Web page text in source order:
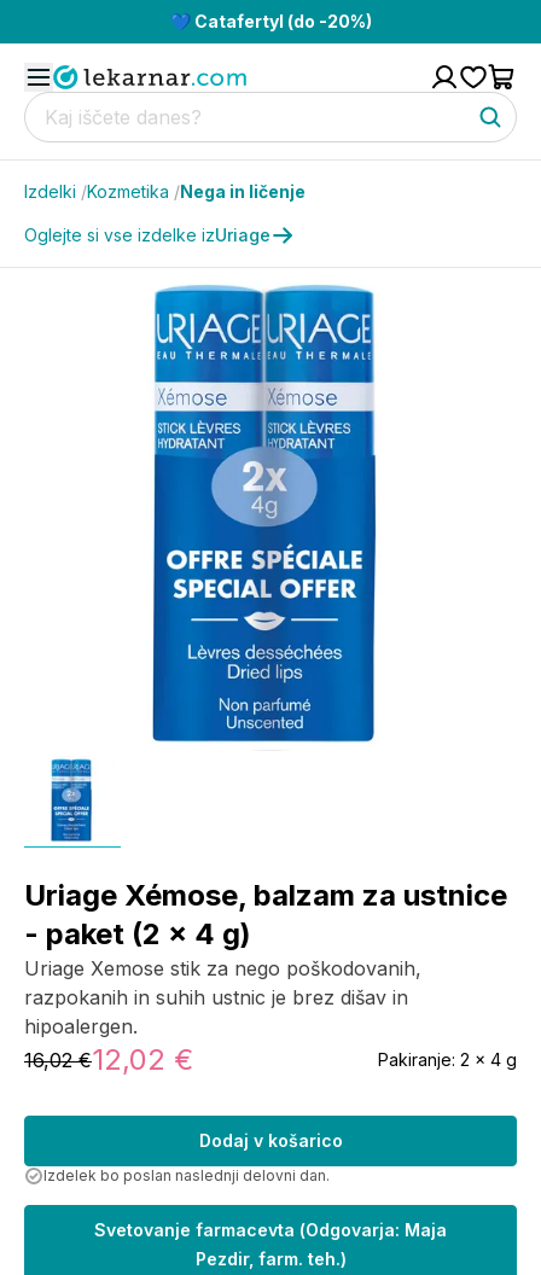
💙 Catafertyl (do -20%)
Izdelki /Kozmetika /Nega in ličenje
Oglejte si vse izdelke izUriage
Uriage Xémose, balzam za ustnice
- paket (2 x 4 g)
Uriage Xemose stik za nego poškodovanih,
razpokanih in suhih ustnic je brez dišav in
hipoalergen.
16,02 €12,02 € Pakiranje: 2 x 4 g
Dodaj v košarico
Izdelek bo poslan naslednji delovni dan.
Svetovanje farmacevta (Odgovarja: Maja
Pezdir, farm. teh.)